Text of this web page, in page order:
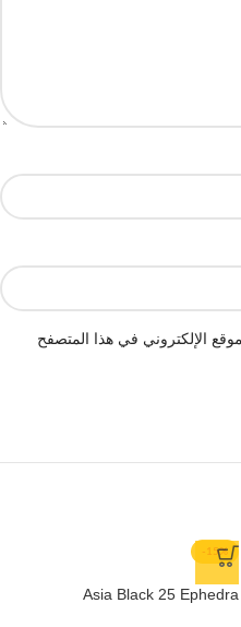
الإلكتروني في هذا المتصفح
-15%
Asia Black 25 Ephedra